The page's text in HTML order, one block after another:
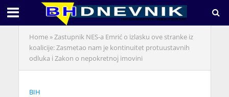
Home»Zastupnik NES-a Emrić o izlasku ove stranke iz
koalicije: Zasmetao nam je kontinuitet protuustavnih
odluka i Zakon o nepokretnoj imovini
BIH